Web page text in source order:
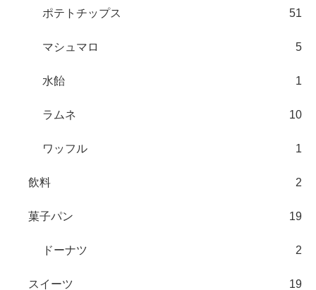
ポテトチップス 51
マシュマロ 5
水飴 1
ラムネ 10
ワッフル 1
飲料 2
菓子パン 19
ドーナツ 2
スイーツ 19